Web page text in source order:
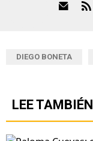
DIEGO BONETA
LEE TAMBIÉN